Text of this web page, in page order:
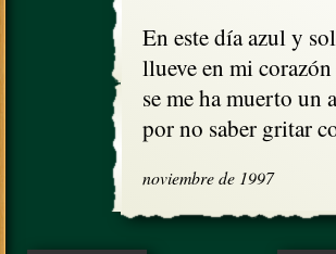
En este día azul y
llueve en mi
se me ha muerto un
por no saber gritar
noviembre de 1997